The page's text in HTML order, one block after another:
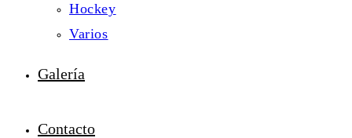
Hockey
Varios
Galería
Contacto